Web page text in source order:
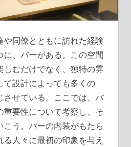
や同僚とともに訪れた経験
、バーがある。 この空間
しむだけでなく、独特の雰
て設計によっても多くの
させている。ここでは、バ
重要性について考察し、そ
こう。バーの内装がもたら
人々に最初の印象を与え